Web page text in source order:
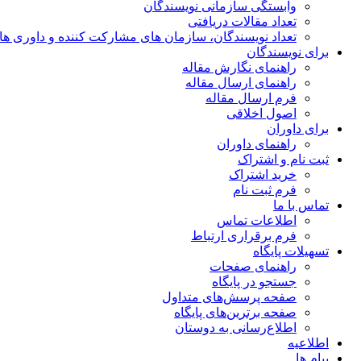
وابستگی سازمانی نویسندگان
تعداد مقالات دریافتی
تعداد نویسندگان، سازمان های مشارکت کننده و داوری های
برای نویسندگان
راهنمای نگارش مقاله
راهنمای ارسال مقاله
فرم ارسال مقاله
اصول اخلاقی
برای داوران
راهنمای داوران
ثبت نام و اشتراک
خرید اشتراک
فرم ثبت نام
تماس با ما
اطلاعات تماس
فرم برقراری ارتباط
تسهیلات پایگاه
راهنمای صفحات
جستجو در پایگاه
صفحه پرسش‌های متداول
صفحه برترین‌های پایگاه
اطلاع‌رسانی به دوستان
اطلاعیه
پیام ها